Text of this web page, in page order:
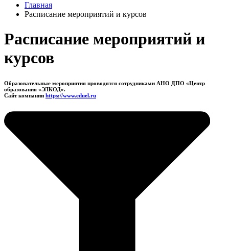
Главная
Расписание мероприятий и курсов
Расписание мероприятий и
курсов
Образовательные мероприятия проводятся сотрудниками АНО ДПО «Центр
образования «ЭЛКОД».
Сайт компании https://www.eduel.ru